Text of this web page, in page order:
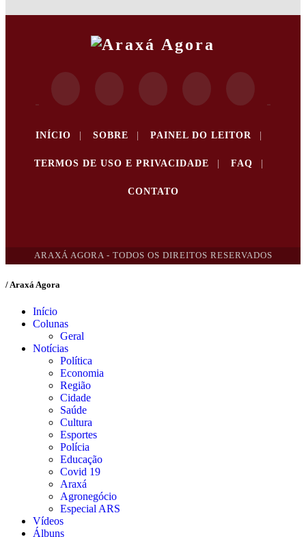
INÍCIO | SOBRE | PAINEL DO LEITOR |
TERMOS DE USO E PRIVACIDADE | FAQ |
CONTATO
ARAXÁ AGORA - TODOS OS DIREITOS RESERVADOS
/ Araxá Agora
Início
Colunas
Geral
Notícias
Política
Economia
Região
Cidade
Saúde
Cultura
Esportes
Polícia
Educação
Covid 19
Araxá
Agronegócio
Especial ARS
Vídeos
Álbuns